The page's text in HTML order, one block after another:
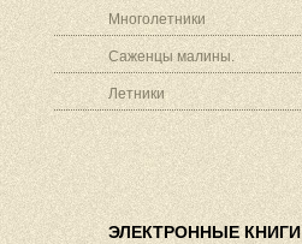
Многолетники
Саженцы малины.
Летники
ЭЛЕКТРОННЫЕ КНИГИ